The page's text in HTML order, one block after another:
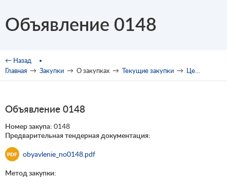
Объявление 0148
Вы здесь
← Назад
Главная → Закупки → О закупках → Текущие закупки → Ценовые предложения
Объявление 0148
Номер закупа: 0148
Предварительная тендерная документация:
obyavlenie_no0148.pdf
Метод закупки: